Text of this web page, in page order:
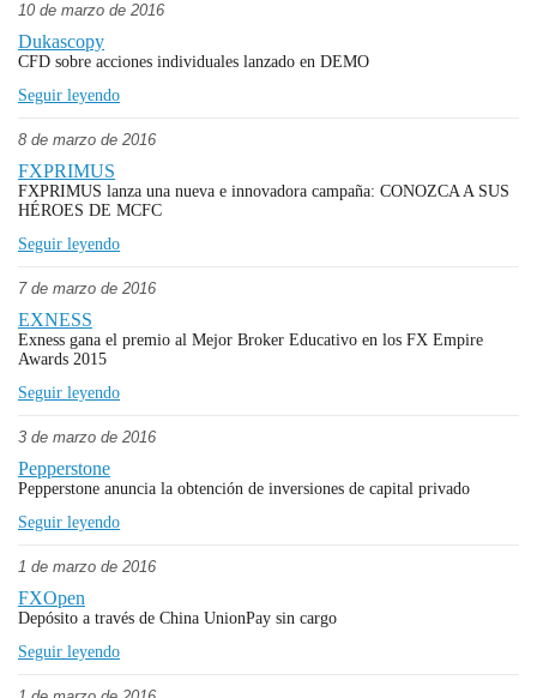
10 de marzo de 2016
Dukascopy
CFD sobre acciones individuales lanzado en DEMO
Seguir leyendo
8 de marzo de 2016
FXPRIMUS
FXPRIMUS lanza una nueva e innovadora campaña: CONOZCA A SUS
HÉROES DE MCFC
Seguir leyendo
7 de marzo de 2016
EXNESS
Exness gana el premio al Mejor Broker Educativo en los FX Empire
Awards 2015
Seguir leyendo
3 de marzo de 2016
Pepperstone
Pepperstone anuncia la obtención de inversiones de capital privado
Seguir leyendo
1 de marzo de 2016
FXOpen
Depósito a través de China UnionPay sin cargo
Seguir leyendo